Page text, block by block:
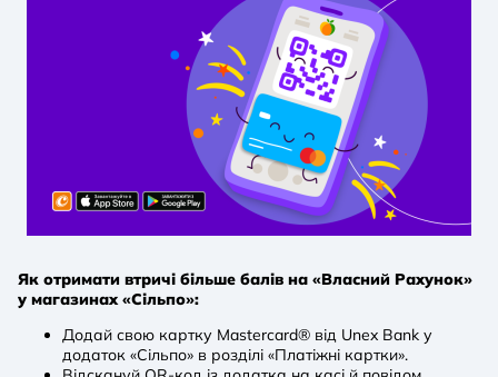
Як отримати втричі більше балів на «Власний Рахунок»
у магазинах «Сільпо»:
Додай свою картку Mastercard® від Unex Bank у
додаток «Сільпо» в розділі «Платіжні картки».